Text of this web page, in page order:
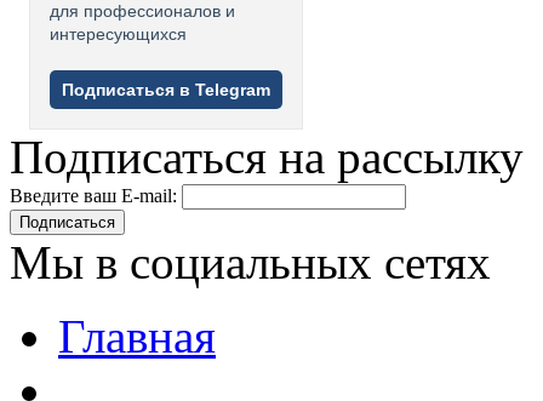
для профессионалов и
интересующихся
Подписаться в Telegram
Подписаться на рассылку
Введите ваш E-mail:
Подписаться
Мы в социальных сетях
Главная